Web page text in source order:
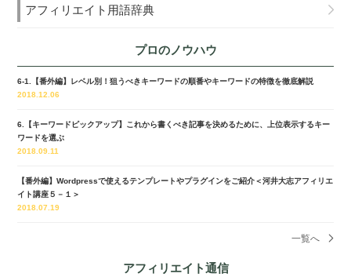
アフィリエイト用語辞典
プロのノウハウ
6-1.【番外編】レベル別！狙うべきキーワードの順番やキーワードの特徴を徹底解説
2018.12.06
6.【キーワードピックアップ】これから書くべき記事を決めるために、上位表示するキー
ワードを選ぶ
2018.09.11
【番外編】Wordpressで使えるテンプレートやプラグインをご紹介＜河井大志アフィリエ
イト講座５－１＞
2018.07.19
一覧へ
アフィリエイト通信